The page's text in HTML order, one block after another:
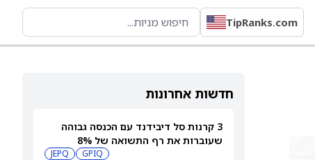
TipRanks.com
חדשות אחרונות
3 קרנות סל דיבידנד עם הכנסה גבוהה
שעוברות את רף התשואה של 8%
GPIQ
JEPQ